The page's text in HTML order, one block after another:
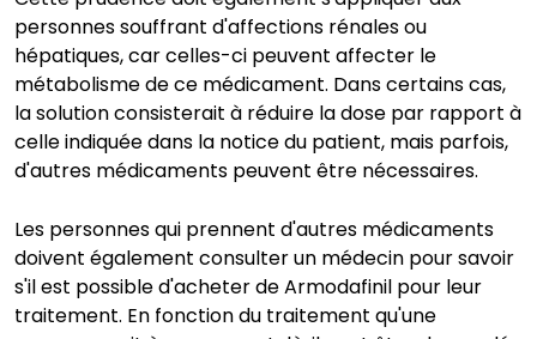
personnes souffrant d'affections rénales ou
hépatiques, car celles-ci peuvent affecter le
métabolisme de ce médicament. Dans certains cas,
la solution consisterait à réduire la dose par rapport à
celle indiquée dans la notice du patient, mais parfois,
d'autres médicaments peuvent être nécessaires.
Les personnes qui prennent d'autres médicaments
doivent également consulter un médecin pour savoir
s'il est possible d'acheter de Armodafinil pour leur
traitement. En fonction du traitement qu'une